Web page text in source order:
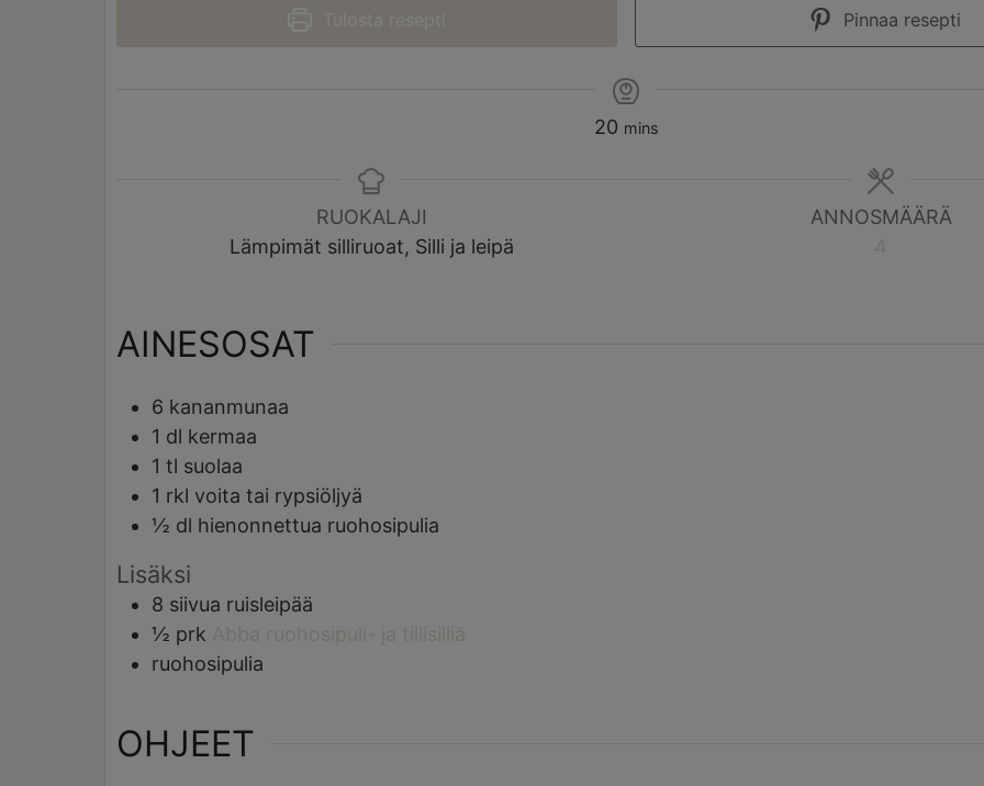
Pinnaa resepti
20 mins
RUOKALAJI
Lämpimät silliruoat, Silli ja leipä
ANNOSMÄÄRÄ
AINESOSAT
6 kananmunaa
1 dl kermaa
1 tl suolaa
1 rkl voita tai rypsiöljyä
½ dl hienonnettua ruohosipulia
Lisäksi
8 siivua ruisleipää
½ prk
ruohosipulia
OHJEET